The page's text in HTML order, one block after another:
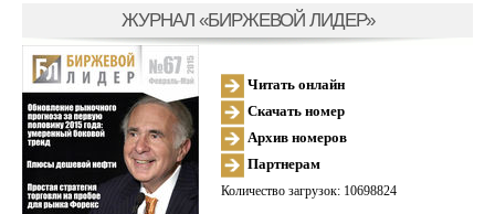
ЖУРНАЛ «БИРЖЕВОЙ ЛИДЕР»
Читать онлайн
Скачать номер
Архив номеров
Партнерам
Количество загрузок: 10698824